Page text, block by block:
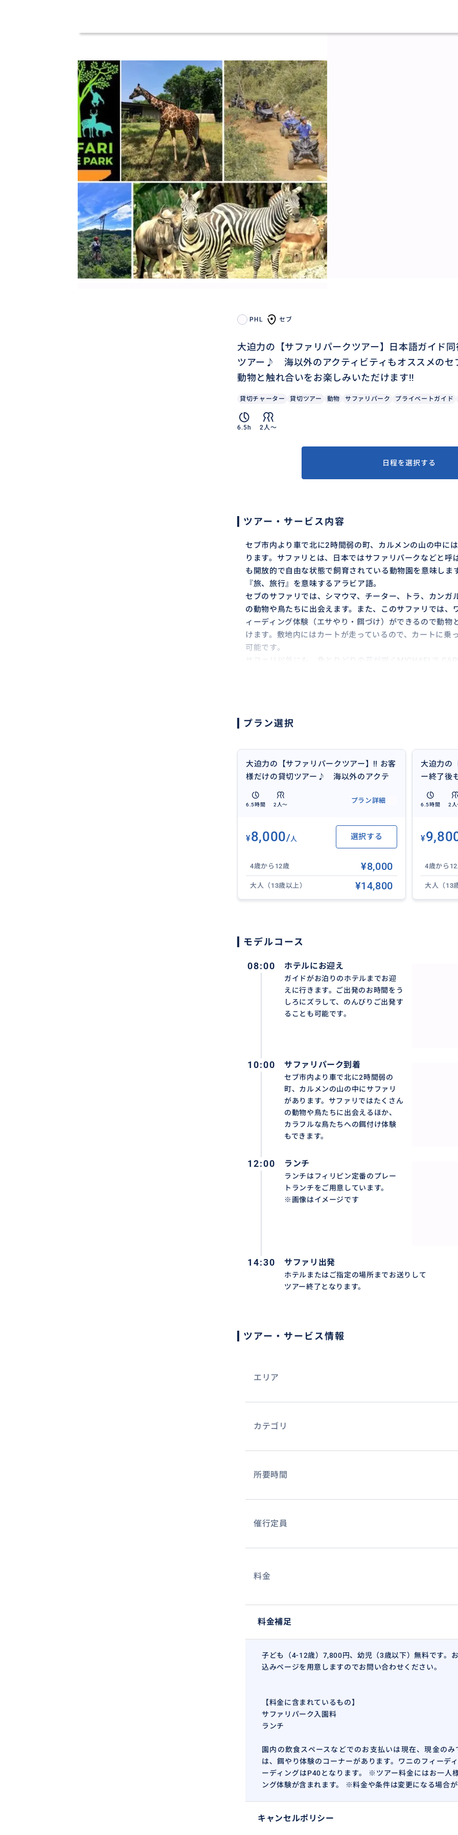
PHL セブ
大迫力の【サファリパークツアー】日本語ガイド
ツアー♪ 海以外のアクティビティもオススメのセ
動物と触れ合いをお楽しみいただけます‼
貸切チャーター 貸切ツアー 動物 サファリパーク プライベートガイド
6.5h 2人〜
日程を選択する
ツアー・サービス内容
セブ市内より車で北に2時間弱の町、カルメンの山の中に
ります。サファリとは、日本ではサファリパークなどと呼
も開放的で自由な状態で飼育されている動物園を意味し
『旅、旅行』を意味するアラビア語。
セブのサファリでは、シマウマ、チーター、トラ、カンガ
の動物や鳥たちに出会えます。また、このサファリでは、
ィーディング体験（エサやり・餌づけ）ができるので動物
けます。敷地内にはカートが走っているので、カートに乗
可能です。
おすすめ
キリンやチーターなど、たくさんの動物を見ることがで
プラン選択
大迫力の【サファリパークツアー】‼ お客
様だけの貸切ツアー♪ 海以外のアクテ
ィビティもオススメのセブ。手が触れる
距離でセブの動物と触れ合いをお楽しみ
6.5時間 2人〜
プラン詳細
¥8,000/人 選択する
4歳から12歳 ¥8,000
大人（13歳以上） ¥14,800
大迫力の
ー終了後
使い放題
ー♪ 手が
6.5時間 2人
¥
4歳から
大人（13
モデルコース
08:00 ホテルにお迎え
ガイドがお泊りのホテルまでお迎
えに行きます。ご出発のお時間をう
しろにズラして、のんびりご出発す
ることも可能です。
10:00 サファリパーク到着
セブ市内より車で北に2時間弱の
町、カルメンの山の中にサファリ
があります。サファリではたくさん
の動物や鳥たちに出会えるほか、
カラフルな鳥たちへの餌付け体験
もできます。
12:00 ランチ
ランチはフィリピン定番のプレー
トランチをご用意しています。
※画像はイメージです
14:30 サファリ出発
ホテルまたはご指定の場所までお送りして
ツアー終了となります。
ツアー・サービス情報
エリア
カテゴリ
所要時間
催行定員
料金
料金補足
子ども（4-12歳）7,800円、幼児（3歳以下）無料です。
込みページを用意しますのでお問い合わせください。
【料金に含まれているもの】
サファリパーク入園料
ランチ
園内の飲食スペースなどでのお支払いは現在、現金の
は、餌やり体験のコーナーがあります。ワニのフィーデ
ーディングはP40となります。 ※ツアー料金にはお一人
ング体験が含まれます。 ※料金や条件は変更になる場合が
キャンセルポリシー